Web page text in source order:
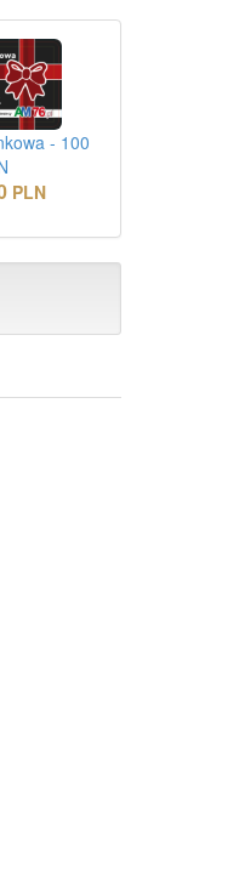
- 100
PLN